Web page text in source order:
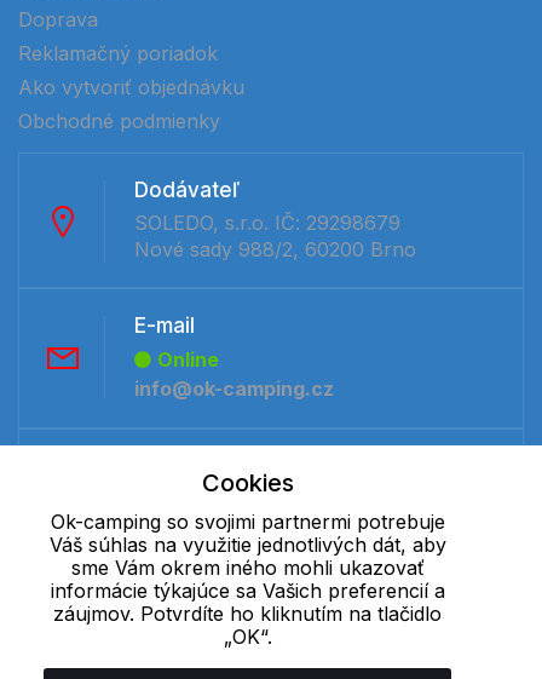
Doprava
Reklamačný poriadok
Ako vytvoriť objednávku
Obchodné podmienky
Dodávateľ
SOLEDO, s.r.o. IČ: 29298679
Nové sady 988/2, 60200 Brno
E-mail
Online
info@ok-camping.cz
Offline
+421 277 270 091
Cookie - podrobné nastavenie| Ďalšie informácie|Spracovanie
osobných údajov
Cookies
Ok-camping so svojimi partnermi potrebuje
Váš súhlas na využitie jednotlivých dát, aby
sme Vám okrem iného mohli ukazovať
informácie týkajúce sa Vašich preferencií a
záujmov. Potvrdíte ho kliknutím na tlačidlo
„OK“.